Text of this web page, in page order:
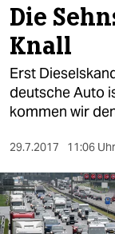
politik
öko
gesellschaft
sport
berlin
Die
Knall
Erst
deutsche Auto
kommen wir
29.7.2017 11:06 Uhr